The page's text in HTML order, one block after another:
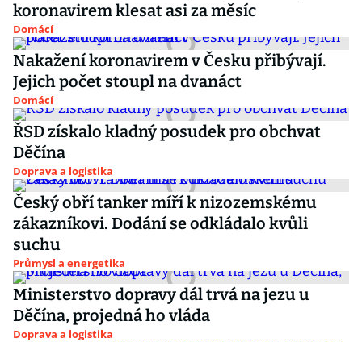
koronavirem klesat asi za měsíc
Domácí
Nakažení koronavirem v Česku přibývají.
Jejich počet stoupl na dvanáct
Domácí
ŘSD získalo kladný posudek pro obchvat
Děčína
Doprava a logistika
Český obří tanker míří k nizozemskému
zákazníkovi. Dodání se odkládalo kvůli
suchu
Průmysl a energetika
Ministerstvo dopravy dál trvá na jezu u
Děčína, projedná ho vláda
Doprava a logistika